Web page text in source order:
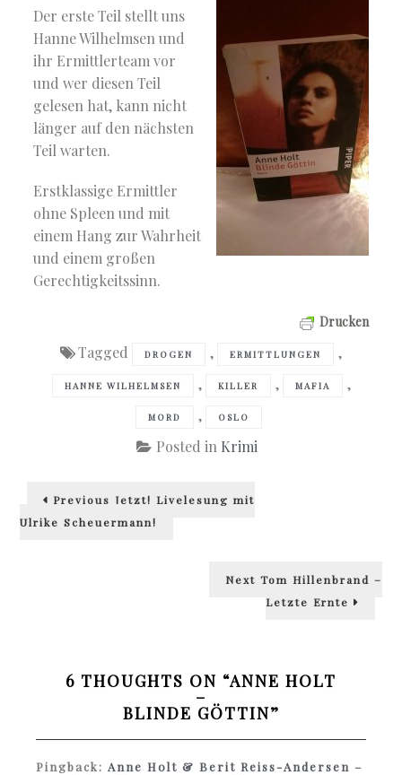
Der erste Teil stellt uns
Hanne Wilhelmsen und
ihr Ermittlerteam vor
und wer diesen Teil
gelesen hat, kann nicht
länger auf den nächsten
Teil warten.
Erstklassige Ermittler
ohne Spleen und mit
einem Hang zur Wahrheit
und einem großen
Gerechtigkeitssinn.
Drucken
Tagged DROGEN , ERMITTLUNGEN ,
HANNE WILHELMSEN , KILLER , MAFIA ,
MORD , OSLO
Posted in Krimi
Beitragsnavigation
Previous Previous
Jetzt! Livelesung mit
Ulrike Scheuermann!
Next Next
Tom Hillenbrand –
Letzte Ernte
6 THOUGHTS ON “ANNE HOLT
–
BLINDE GÖTTIN”
Pingback:Anne Holt & Berit Reiss-Andersen –